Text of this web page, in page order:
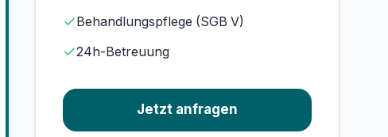
Behandlungspflege (SGB V)
24h-Betreuung
Jetzt anfragen